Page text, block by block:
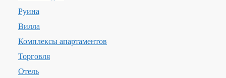
Руина
Вилла
Комплексы апартаментов
Торговля
Отель